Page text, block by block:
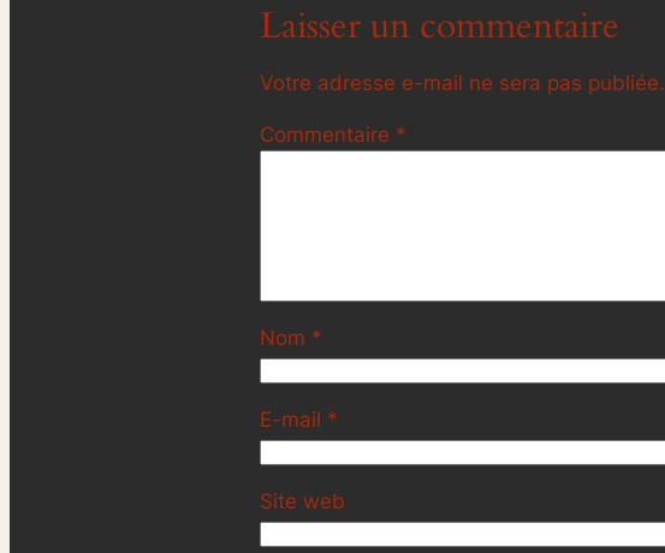
Laisser un commentaire
Votre adresse e-mail ne sera pas publiée.
Commentaire *
Nom *
E-mail *
Site web